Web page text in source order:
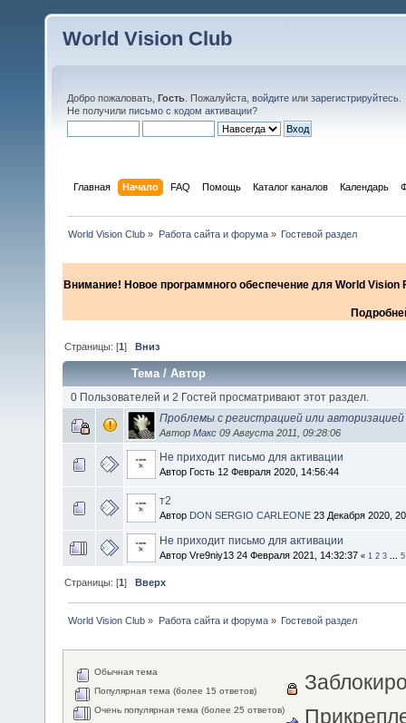
World Vision Club
Добро пожаловать, Гость . Пожалуйста, войдите или зарегистрируйтесь
Не получили письмо с кодом активации?
Главная Начало FAQ Помощь Каталог каналов Календарь
World Vision Club » Работа сайта и форума» Гостевой раздел
Внимание! Новое программного обеспечение для World
Страницы: [1]Вниз
Тема /Автор
0 Пользователей и 2 Гостей просматривают этот раздел.
Проблемы с регистрацией или
Автор Макс 09 Августа 2011, 09:28:06
Не приходит письмо для активации
Автор Гость 12 Февраля 2020, 14:56:44
т2
Автор DON SERGIO CARLEONE 23 Декабря 2020,
Не приходит письмо для активации
Автор Vre9niy13 24 Февраля 2021, 14:32:37 « 1 2 3 5
Страницы: [1]Вверх
World Vision Club » Работа сайта и форума» Гостевой раздел
Обычная тема
Популярная тема (более 15 ответов)
Очень популярная тема (более 25 ответов)